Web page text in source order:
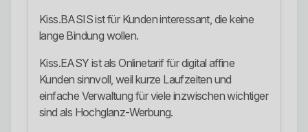
Kiss.BASIS ist für Kunden interessant, die keine
lange Bindung wollen.
Kiss.EASY ist als Onlinetarif für digital affine
Kunden sinnvoll, weil kurze Laufzeiten und
einfache Verwaltung für viele inzwischen wichtiger
sind als Hochglanz-Werbung.